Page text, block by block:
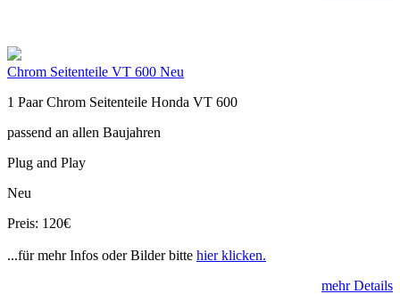
Chrom Seitenteile VT 600 Neu
1 Paar Chrom Seitenteile Honda VT 600
passend an allen Baujahren
Plug and Play
Neu
Preis: 120€
...für mehr Infos oder Bilder bitte hier klicken.
mehr Details